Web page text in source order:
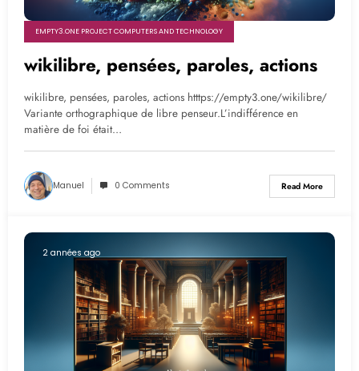
EMPTY3.ONE PROJECT COMPUTERS AND TECHNOLOGY
wikilibre, pensées, paroles, actions
wikilibre, pensées, paroles, actions htttps://empty3.one/wikilibre/
Variante orthographique de libre penseur.L’indifférence en
matière de foi était…
Manuel 0 Comments Read More
2 années ago